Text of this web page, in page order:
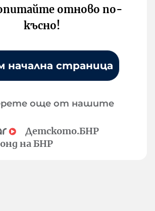
отново по-
късно!
начална страница
още от нашите
Детското.БНР
на БНР